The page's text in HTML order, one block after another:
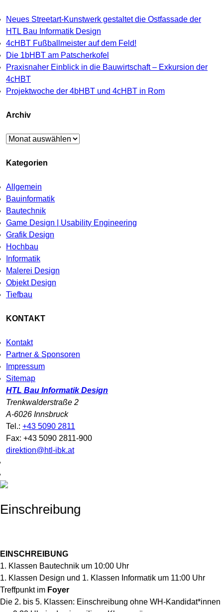
Neues Streetart-Kunstwerk gestaltet die Ostfassade der
HTL Bau Informatik Design
4cHBT Fußballmeister auf dem Feld!
Die 1bHBT am Patscherkofel
Praxisnaher Einblick in die Bauwirtschaft – Exkursion der
4cHBT
Projektwoche der 4bHBT und 4cHBT in Rom
Archiv
Archiv
Kategorien
Allgemein
Bauinformatik
Bautechnik
Game Design | Usability Engineering
Grafik Design
Hochbau
Informatik
Malerei Design
Objekt Design
Tiefbau
KONTAKT
Kontakt
Partner & Sponsoren
Impressum
Sitemap
HTL Bau Informatik Design
Trenkwalderstraße 2
A-6026 Innsbruck
Tel.: +43 5090 2811
Fax: +43 5090 2811-900
direktion@htl-ibk.at
Einschreibung
EINSCHREIBUNG
1. Klassen Bautechnik um 10:00 Uhr
1. Klassen Design und 1. Klassen Informatik um 11:00 Uhr
Treffpunkt im Foyer
Die 2. bis 5. Klassen: Einschreibung ohne WH-Kandidat*innen